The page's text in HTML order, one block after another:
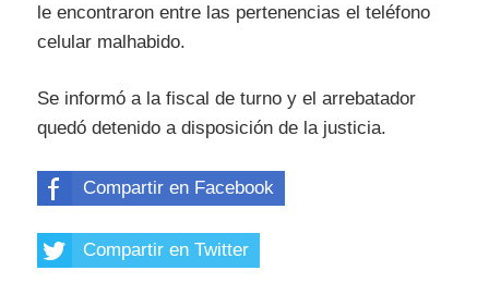
le encontraron entre las pertenencias el teléfono
celular malhabido.
Se informó a la fiscal de turno y el arrebatador
quedó detenido a disposición de la justicia.
Compartir en Facebook
Compartir en Twitter